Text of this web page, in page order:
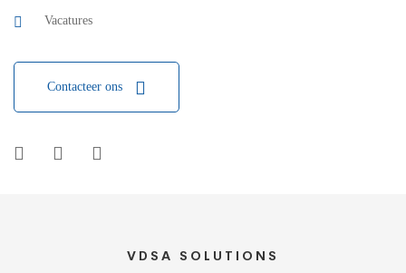
Vacatures
Contacteer ons
VDSA SOLUTIONS